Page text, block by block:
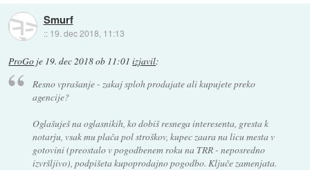
Smurf
:: 19. dec 2018, 11:13
ProGo je 19. dec 2018 ob 11:01 izjavil:
Resno vprašanje - zakaj sploh prodajate ali kupujete preko
agencije?
Oglašuješ na oglasnikih, ko dobiš resnega interesenta, gresta k
notarju, vsak mu plača pol stroškov, kupec zaara na licu mesta v
gotovini (preostalo v pogodbenem roku na TRR - neposredno
izvršljivo), podpišeta kupoprodajno pogodbo. Ključe zamenjata.